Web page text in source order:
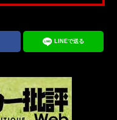
LINEで送る